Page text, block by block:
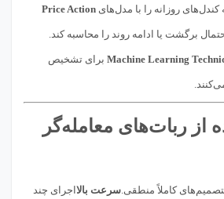
کندل‌های روزانه را با مدل‌های Price Action
برگشت یا ادامه روند را محاسبه کند.
Machine Learning برای تشخیص
از ربات‌های معامله‌گر
تصمیم‌های کاملاً منطقی. سرعت بالااجرای چند